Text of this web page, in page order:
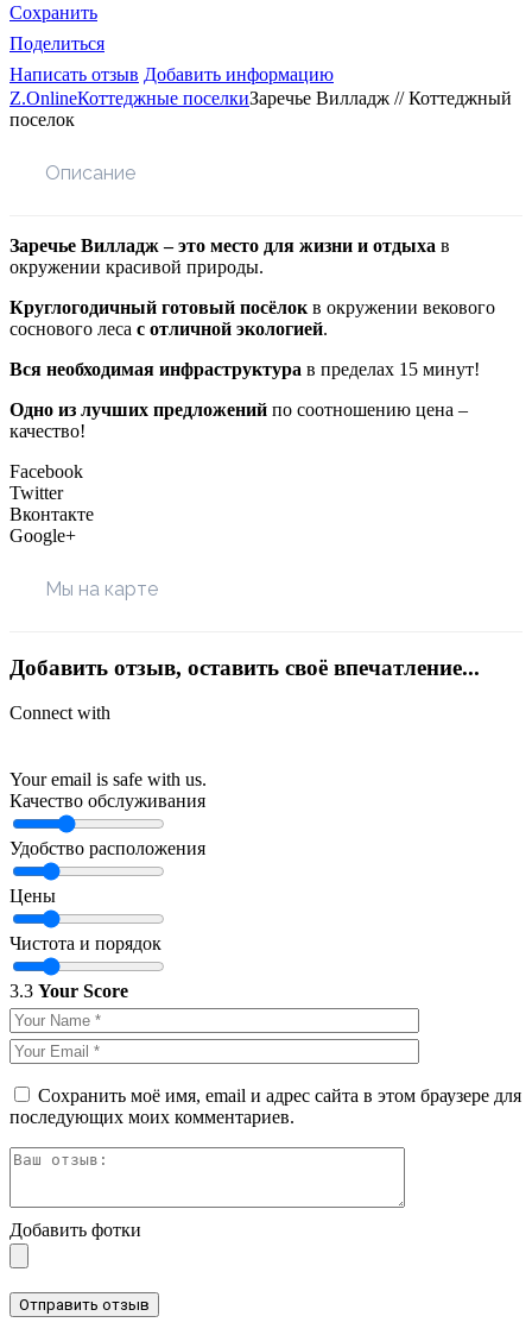
Сохранить
Поделиться
Написать отзыв Добавить информацию
Z.OnlineКоттеджные поселкиЗаречье Вилладж // Коттеджный
поселок
Описание
Заречье Вилладж – это место для жизни и отдыха в
окружении красивой природы.
Круглогодичный готовый посёлок в окружении векового
соснового леса с отличной экологией.
Вся необходимая инфраструктура в пределах 15 минут!
Одно из лучших предложений по соотношению цена –
качество!
Facebook
Twitter
Вконтакте
Google+
Мы на карте
Добавить отзыв, оставить своё впечатление...
Connect with
Your email is safe with us.
Качество обслуживания
Удобство расположения
Цены
Чистота и порядок
3.3 Your Score
Сохранить моё имя, email и адрес сайта в этом браузере для
последующих моих комментариев.
Добавить фотки
Отправить отзыв